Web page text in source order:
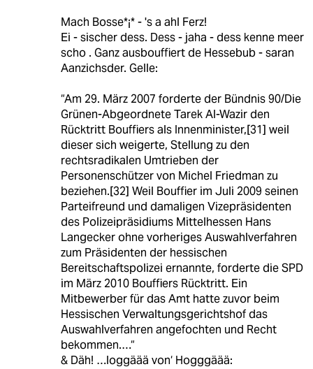
Mach Bosse*¡* - 's a ahl Ferz!
Ei - sischer dess. Dess - jaha - dess kenne meer
scho . Ganz ausbouffiert de Hessebub - saran
Aanzichsder. Gelle:
“Am 29. März 2007 forderte der Bündnis 90/Die
Grünen-Abgeordnete Tarek Al-Wazir den
Rücktritt Bouffiers als Innenminister,[31] weil
dieser sich weigerte, Stellung zu den
rechtsradikalen Umtrieben der
Personenschützer von Michel Friedman zu
beziehen.[32] Weil Bouffier im Juli 2009 seinen
Parteifreund und damaligen Vizepräsidenten
des Polizeipräsidiums Mittelhessen Hans
Langecker ohne vorheriges Auswahlverfahren
zum Präsidenten der hessischen
Bereitschaftspolizei ernannte, forderte die SPD
im März 2010 Bouffiers Rücktritt. Ein
Mitbewerber für das Amt hatte zuvor beim
Hessischen Verwaltungsgerichtshof das
Auswahlverfahren angefochten und Recht
bekommen.…“
& Däh! …loggäää von‘ Hogggäää: